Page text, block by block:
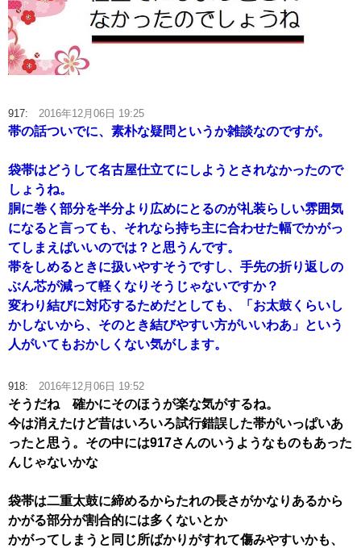
917: 2016年12月06日 19:25
帯の話ついでに、素朴な疑問というか雑談なのですが。
袋帯はどうして名古屋仕立てにしようとされなかったので
しょうね。
胴に巻く部分を半分より広めにとるのが礼装らしい雰囲気
になると言っても、それなら持ち主に合わせた幅でかがっ
てしまえばいいのでは？と思うんです。
帯をしめるときに扱いやすそうですし、手先の折り返しの
ぶん芯が減って軽くなりそうじゃないですか？
変わり結びに対応するためだとしても、「お太鼓くらいし
かしないから、そのとき結びやすい方がいいわあ」という
人がいてもおかしくない気がします。
918: 2016年12月06日 19:52
そうだね 確かにそのほうが楽な気がするね。
今は消えたけど昔はいろいろ試行錯誤した帯がいっぱいあ
ったと思う。その中には917さんのいうようなものもあった
んじゃないかな
袋帯は二重太鼓に締めるからたれの長さがかなりあるから
かがる部分が割合的には多くないとか
かがってしまうと同じ所ばかりがすれて傷みやすいかも、